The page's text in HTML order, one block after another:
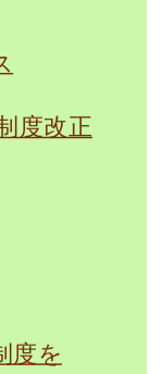
度改正
度を